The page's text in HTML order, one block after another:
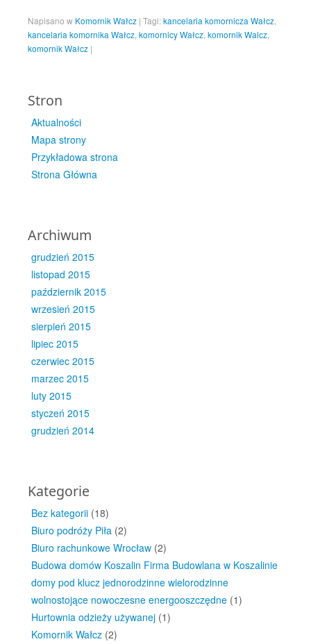
Napisano w Komornik Wałcz | Tagi:kancelaria komornicza Wałcz
kancelaria komornika Wałcz komornicy Wałcz komornik Walcz
komornik Wałcz |
Stron
Aktualności
Mapa strony
Przykładowa strona
Strona Główna
Archiwum
grudzień 2015
listopad 2015
październik 2015
wrzesień 2015
sierpień 2015
lipiec 2015
czerwiec 2015
marzec 2015
luty 2015
styczeń 2015
grudzień 2014
Kategorie
Bez kategorii (18)
Biuro podróży Piła (2)
Biuro rachunkowe Wrocław (2)
Budowa domów Koszalin Firma Budowlana w Koszalinie
domy pod klucz jednorodzinne wielorodzinne
wolnostojące nowoczesne energooszczędne (1)
Hurtownia odzieży używanej (1)
Komornik Wałcz (2)